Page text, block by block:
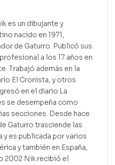
es un dibujante y
nacido en 1971,
de Gaturro. Publicó sus
a los 17 años en
Trabajó además en la
El Cronista, y otros
en el diario La
se desempeña como
secciones. Desde hace
Gaturro trasciende las
es publicada por varios
y también en España,
2002 Nik recibió el